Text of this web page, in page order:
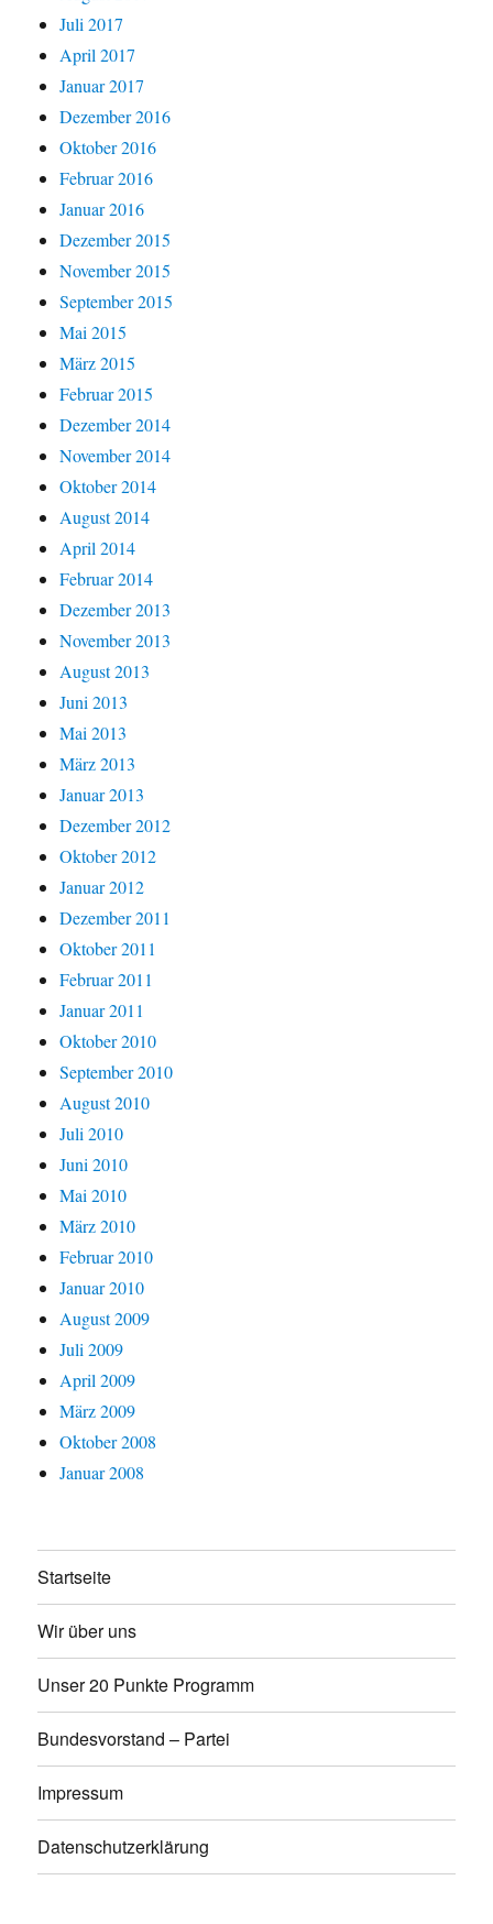
Juli 2017
April 2017
Januar 2017
Dezember 2016
Oktober 2016
Februar 2016
Januar 2016
Dezember 2015
November 2015
September 2015
Mai 2015
März 2015
Februar 2015
Dezember 2014
November 2014
Oktober 2014
August 2014
April 2014
Februar 2014
Dezember 2013
November 2013
August 2013
Juni 2013
Mai 2013
März 2013
Januar 2013
Dezember 2012
Oktober 2012
Januar 2012
Dezember 2011
Oktober 2011
Februar 2011
Januar 2011
Oktober 2010
September 2010
August 2010
Juli 2010
Juni 2010
Mai 2010
März 2010
Februar 2010
Januar 2010
August 2009
Juli 2009
April 2009
März 2009
Oktober 2008
Januar 2008
Startseite
Wir über uns
Unser 20 Punkte Programm
Bundesvorstand – Partei
Impressum
Datenschutzerklärung